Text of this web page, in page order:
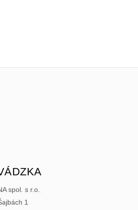
spol. s r.o.
1